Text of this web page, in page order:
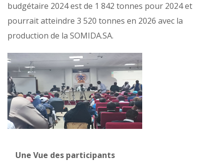
budgétaire 2024 est de 1 842 tonnes pour 2024 et
pourrait atteindre 3 520 tonnes en 2026 avec la
production de la SOMIDA.SA.
Une Vue des participants